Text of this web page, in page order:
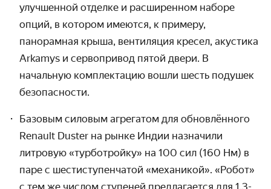
улучшенной отделке и расширенном наборе
опций, в котором имеются, к примеру,
панорамная крыша, вентиляция кресел, акустика
Arkamys и сервопривод пятой двери. В
начальную комплектацию вошли шесть подушек
безопасности.
Базовым силовым агрегатом для обновлённого
Renault Duster на рынке Индии назначили
литровую «турботройку» на 100 сил (160 Нм) в
паре с шестиступенчатой «механикой». «Робот»
с тем же числом ступеней предлагается для 1,3-